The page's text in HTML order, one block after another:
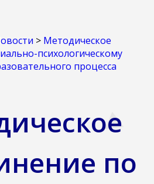
> Методическое
психологическому
процесса
по